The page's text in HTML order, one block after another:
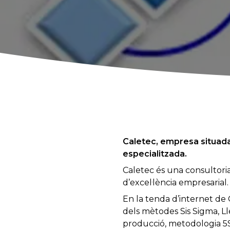
Caletec, empresa
especialitzada.
Caletec és una
d’excel·lència empresarial.
En la tenda d’internet de
dels mètodes Sis Sigma,
producció, metodologia